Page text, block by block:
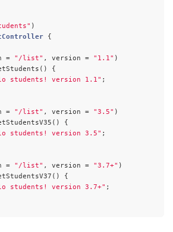
{
=
"/list" , version = "1.1" )
{
students! version 1.1" ;
=
"/list" , version = "3.5" )
{
students! version 3.5" ;
=
"/list" , version = "3.7+" )
{
students! version 3.7+" ;